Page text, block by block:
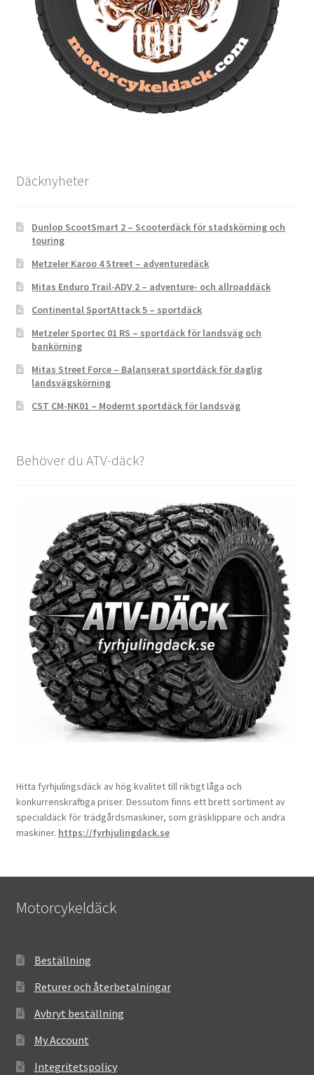
Däcknyheter
Dunlop ScootSmart 2 – Scooterdäck för stadskörning och
touring
Metzeler Karoo 4 Street – adventuredäck
Mitas Enduro Trail-ADV 2 – adventure- och allroaddäck
Continental SportAttack 5 – sportdäck
Metzeler Sportec 01 RS – sportdäck för landsväg och
bankörning
Mitas Street Force – Balanserat sportdäck för daglig
landsvägskörning
CST CM-NK01 – Modernt sportdäck för landsväg
Behöver du ATV-däck?
Hitta fyrhjulingsdäck av hög kvalitet till riktigt låga och
konkurrenskraftiga priser. Dessutom finns ett brett sortiment av
specialdäck för trädgårdsmaskiner, som gräsklippare och andra
maskiner. https://fyrhjulingdack.se
Motorcykeldäck
Beställning
Returer och återbetalningar
Avbryt beställning
My Account
Integritetspolicy